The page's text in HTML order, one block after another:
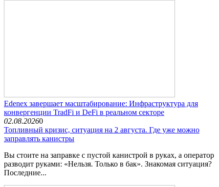
Edenex завершает масштабирование: Инфраструктура для
конвергенции TradFi и DeFi в реальном секторе
02.08.20260
Топливный кризис, ситуация на 2 августа. Где уже можно
заправлять канистры
Вы стоите на заправке с пустой канистрой в руках, а оператор
разводит руками: «Нельзя. Только в бак». Знакомая ситуация?
Последние...